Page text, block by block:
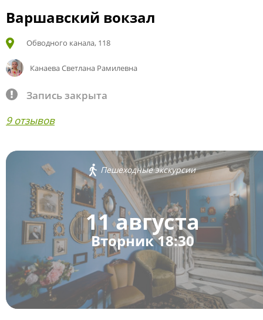
Варшавский вокзал
Обводного канала, 118
Канаева Светлана Рамилевна
Запись закрыта
9 отзывов
Пешеходные экскурсии
11 августа
Вторник 18:30